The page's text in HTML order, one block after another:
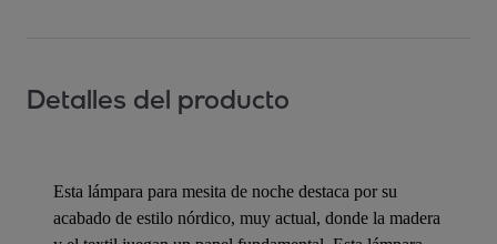
Detalles del producto
Esta lámpara para mesita de noche destaca por su
acabado de estilo nórdico, muy actual, donde la madera